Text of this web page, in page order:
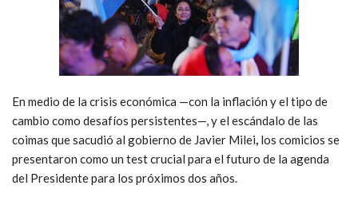
En medio de la crisis económica —con la inflación y el tipo de
cambio como desafíos persistentes—, y el escándalo de las
coimas que sacudió al gobierno de Javier Milei, los comicios se
presentaron como un test crucial para el futuro de la agenda
del Presidente para los próximos dos años.